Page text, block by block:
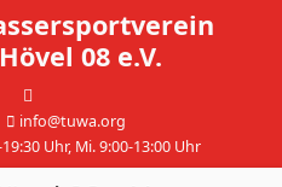
08 e.V.
info@tuwa.org
Uhr, Mi. 9:00-13:00 Uhr